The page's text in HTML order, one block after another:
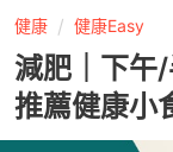
健康 健康Easy
減肥｜下午
推薦健康小